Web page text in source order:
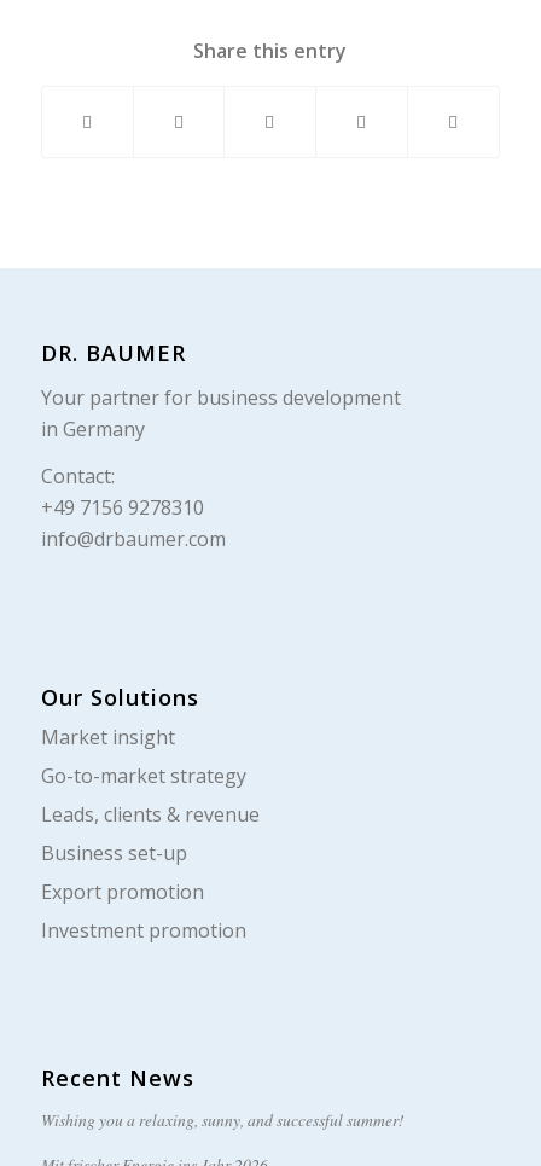
Share this entry
DR. BAUMER
Your partner for business development
in Germany
Contact:
+49 7156 9278310
info@drbaumer.com
Our Solutions
Market insight
Go-to-market strategy
Leads, clients & revenue
Business set-up
Export promotion
Investment promotion
Recent News
Wishing you a relaxing, sunny, and successful summer!